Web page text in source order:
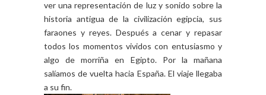
ver una representación de luz y sonido sobre la
historia antigua de la civilización egipcia, sus
faraones y reyes. Después a cenar y repasar
todos los momentos vividos con entusiasmo y
algo de morriña en Egipto. Por la mañana
salíamos de vuelta hacia España. El viaje llegaba
a su fin.